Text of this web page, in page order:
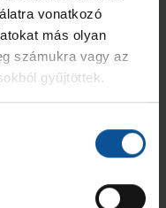
vonatkozó
más olyan
számukra vagy az
gyűjtöttek.